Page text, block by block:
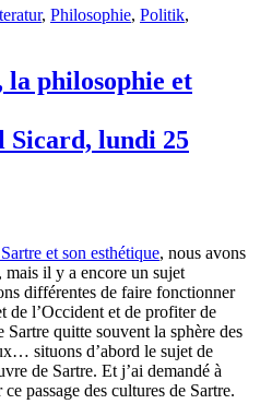
, Philosophie, Politik,
la philosophie et
Sicard, lundi 25
et son esthétique, nous avons
mais il y a encore un sujet
différentes de faire fonctionner
de l’Occident et de profiter de
quitte souvent la sphère des
situons d’abord le sujet de
de Sartre. Et j’ai demandé à
passage des cultures de Sartre.